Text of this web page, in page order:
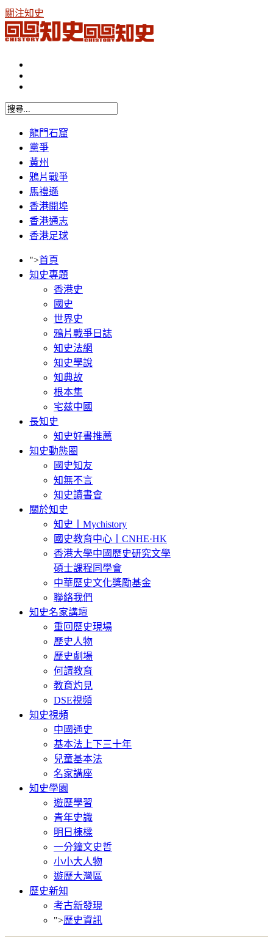
關注知史
龍門石窟
黨爭
黃州
鴉片戰爭
馬禮遜
香港開埠
香港通志
香港足球
">首頁
知史專題
香港史
國史
世界史
鴉片戰爭日誌
知史法網
知史學說
知典故
根本集
宅兹中國
長知史
知史好書推薦
知史動態圈
國史知友
知無不言
知史讀書會
關於知史
知史丨Mychistory
國史教育中心丨CNHE·HK
香港大學中國歷史研究文學
碩士課程同學會
中華歷史文化獎勵基金
聯絡我們
知史名家講壇
重回歷史現場
歷史人物
歷史劇場
何謂教育
教育灼見
DSE視頻
知史視頻
中國通史
基本法上下三十年
兒童基本法
名家講座
知史學園
遊歷學習
青年史識
明日棟樑
一分鐘文史哲
小小大人物
遊歷大灣區
歷史新知
考古新發現
">歷史資訊